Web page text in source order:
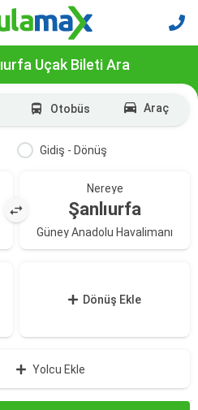
Uçak Bileti Ara
Otobüs Araç
Gidiş - Dönüş
Nereye
Şanlıurfa
Güney Anadolu Havalimanı
Dönüş Ekle
Yolcu Ekle